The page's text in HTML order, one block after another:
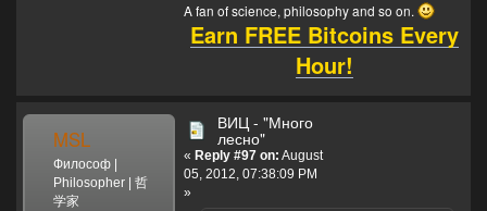
A fan of science, philosophy and so on.
Earn FREE Bitcoins Every
Hour!
MSL
Философ |
Philosopher | 哲
学家
ВИЦ - "Много
лесно"
« Reply #97 on: August
05, 2012, 07:38:09 PM
»